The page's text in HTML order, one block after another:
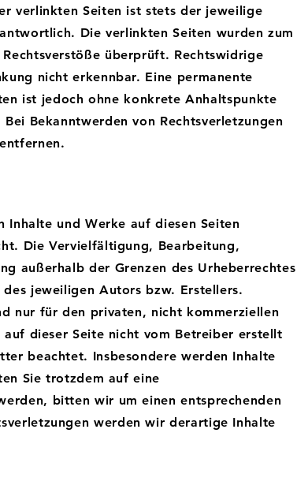
verlinkten Seiten ist stets der jeweilige
Die verlinkten Seiten wurden zum
überprüft. Rechtswidrige
nicht erkennbar. Eine permanente
ist jedoch ohne konkrete Anhaltspunkte
Bekanntwerden von Rechtsverletzungen
und Werke auf diesen Seiten
Die Vervielfältigung, Bearbeitung,
außerhalb der Grenzen des Urheberrechtes
jeweiligen Autors bzw. Erstellers.
nur für den privaten, nicht kommerziellen
dieser Seite nicht vom Betreiber erstellt
beachtet. Insbesondere werden Inhalte
Sie trotzdem auf eine
bitten wir um einen entsprechenden
werden wir derartige Inhalte